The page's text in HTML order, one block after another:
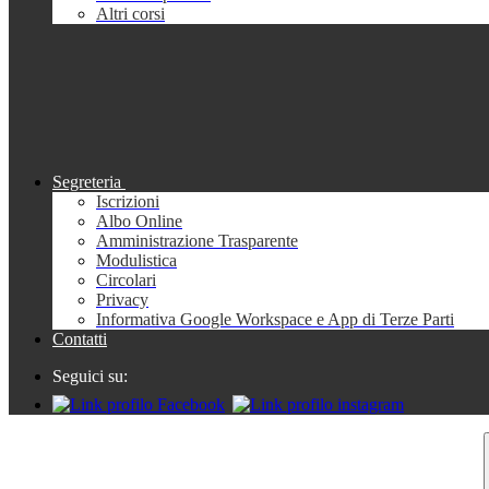
Altri corsi
Segreteria
Iscrizioni
Albo Online
Amministrazione Trasparente
Modulistica
Circolari
Privacy
Informativa Google Workspace e App di Terze Parti
Contatti
Seguici su: